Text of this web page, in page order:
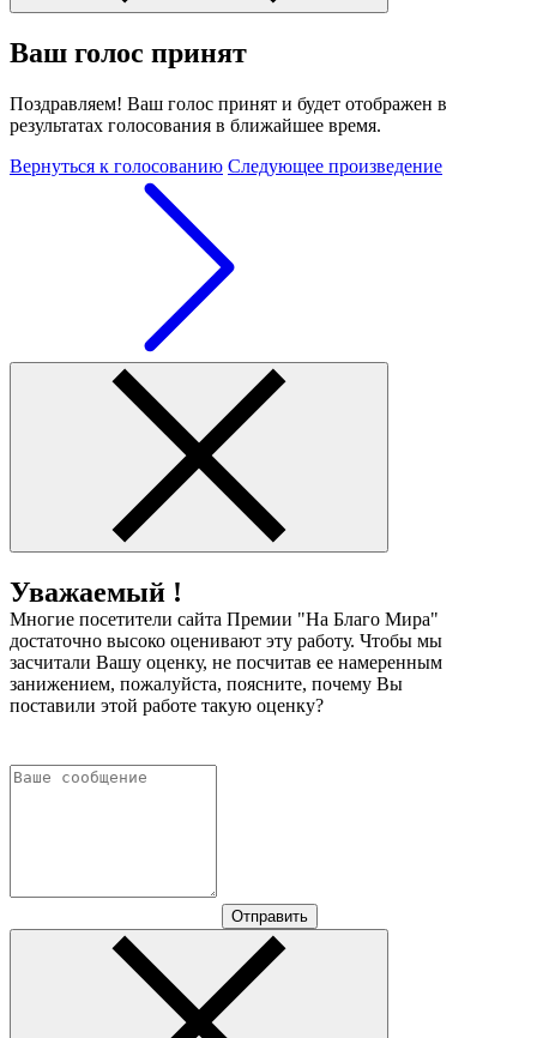
Ваш голос принят
Поздравляем! Ваш голос принят и будет отображен в
результатах голосования в ближайшее время.
Вернуться к голосованию Следующее произведение
Уважаемый !
Многие посетители сайта Премии "На Благо Мира"
достаточно высоко оценивают эту работу. Чтобы мы
засчитали Вашу оценку, не посчитав ее намеренным
занижением, пожалуйста, поясните, почему Вы
поставили этой работе такую оценку?
Отправить